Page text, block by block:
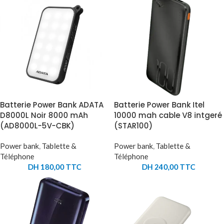
Batterie Power Bank ADATA
D8000L Noir 8000 mAh
(AD8000L-5V-CBK)
Power bank, Tablette &
Téléphone
DH 180,00 TTC
Batterie Power Bank Itel
10000 mah cable V8 intgeré
(STAR100)
Power bank, Tablette &
Téléphone
DH 240,00 TTC